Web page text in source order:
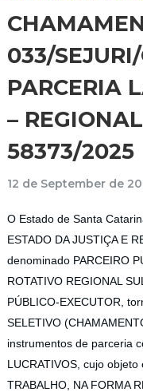
033/
PARCERIA
–
58373/2025
12 de September de
O Estado de Santa
ESTADO DA JUSTIÇA E
denominado PARCEIRO
ROTATIVO REGIONAL
PÚBLICO-EXECUTOR,
SELETIVO
instrumentos de parceria
LUCRATIVOS, cujo objeto
TRABALHO, NA FORMA